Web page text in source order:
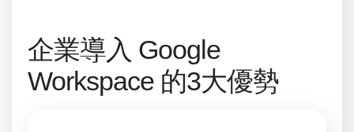
企業導入 Google
Workspace 的3大優勢